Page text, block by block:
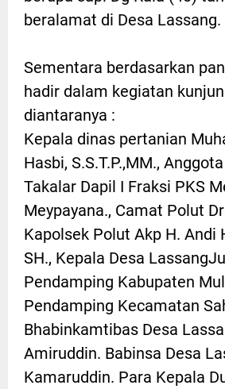
beralamat di Desa Lassang.
Sementara berdasarkan
hadir dalam kegiatan
diantaranya :
Kepala dinas pertanian
Hasbi, S.S.T.P.,MM.,
Takalar Dapil I Fraksi PKS
Meypayana., Camat Polut
Kapolsek Polut Akp H. Andi
SH., Kepala Desa
Pendamping Kabupaten
Pendamping Kecamatan
Bhabinkamtibas Desa
Amiruddin. Babinsa Desa
Kamaruddin. Para Kepala